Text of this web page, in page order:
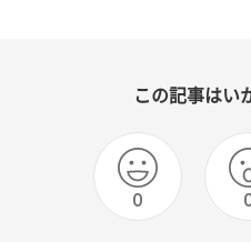
この記事はい
0